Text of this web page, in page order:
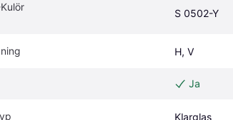
S 0502-Y
H, V
Ja
Klarglas